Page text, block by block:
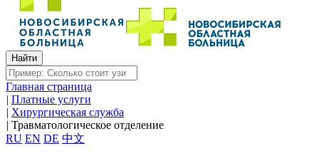
Главная страница
| Платные услуги
| Хирургическая служба
| Травматологическое отделение
RU EN DE 中文